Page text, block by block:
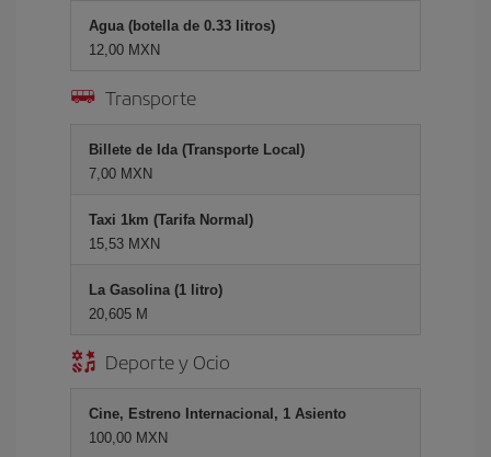
Agua (botella de 0.33 litros)
12,00 MXN
Transporte
Billete de Ida (Transporte Local)
7,00 MXN
Taxi 1km (Tarifa Normal)
15,53 MXN
La Gasolina (1 litro)
20,605 M
Deporte y Ocio
Cine, Estreno Internacional, 1 Asiento
100,00 MXN